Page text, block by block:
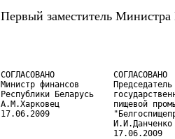
Первый заместитель
СОГЛАСОВАНО            СОГЛАСОВАНО
Министр финансов       Председатель
Республики Беларусь
А.М.Харковец           пищевой
17.06.2009
                       И.И.Данченко
                       17.06.2009